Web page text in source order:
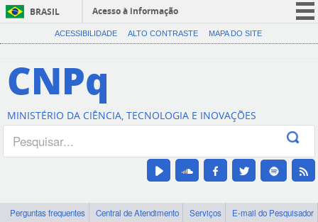
BRASIL
Acesso à informação
CORONAVÍRUS (COVID-19)
Canais
ACESSIBILIDADE ALTO CONTRASTE MAPA DO SITE
CNPq
MINISTÉRIO DA CIÊNCIA, TECNOLOGIA E INOVAÇÕES
Perguntas frequentes Central de Atendimento Serviços
E-mail do Pesquisador